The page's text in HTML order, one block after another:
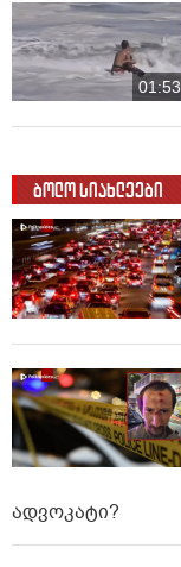
01:53
ბოლო სიახლეები
ადვოკატი?